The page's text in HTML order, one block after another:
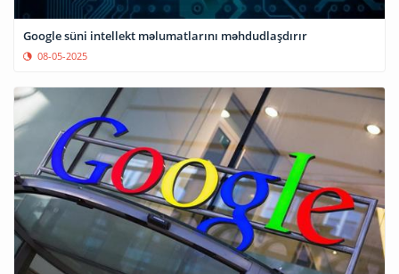
Google süni intellekt məlumatlarını məhdudlaşdırır
08-05-2025